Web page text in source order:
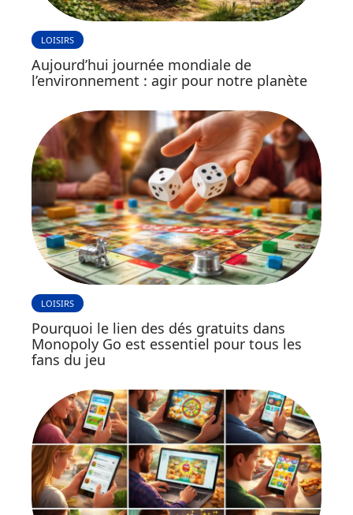
LOISIRS
Aujourd’hui journée mondiale de
l’environnement : agir pour notre planète
LOISIRS
Pourquoi le lien des dés gratuits dans
Monopoly Go est essentiel pour tous les
fans du jeu